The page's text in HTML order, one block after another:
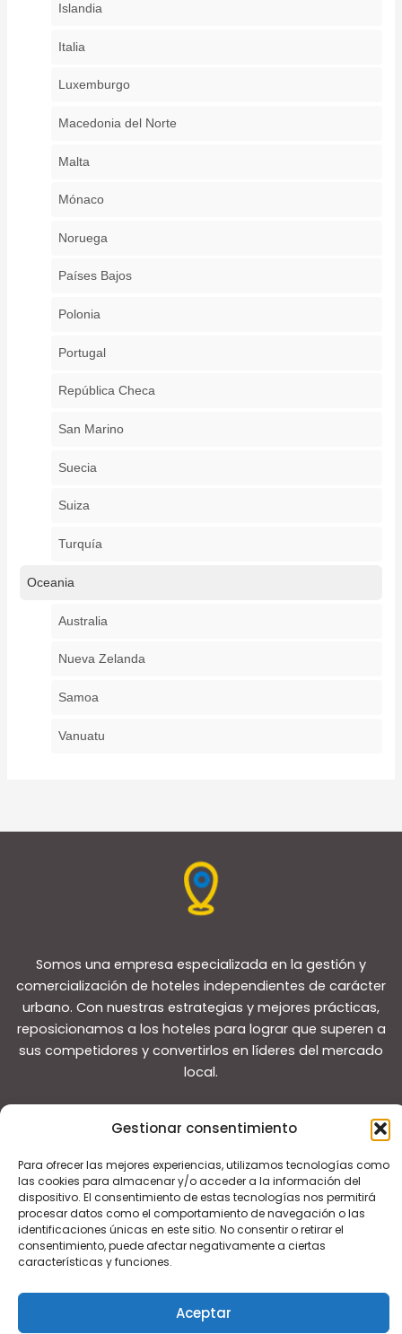
Gestionar consentimiento
Para ofrecer las mejores experiencias, utilizamos tecnologías como
las cookies para almacenar y/o acceder a la información del
dispositivo. El consentimiento de estas tecnologías nos permitirá
procesar datos como el comportamiento de navegación o las
identificaciones únicas en este sitio. No consentir o retirar el
consentimiento, puede afectar negativamente a ciertas
características y funciones.
Aceptar
Islandia
Italia
Luxemburgo
Macedonia del Norte
Malta
Mónaco
Noruega
Países Bajos
Polonia
Portugal
República Checa
San Marino
Suecia
Suiza
Turquía
Oceania
Australia
Nueva Zelanda
Samoa
Vanuatu
Somos una empresa especializada en la gestión y
comercialización de hoteles independientes de carácter
urbano. Con nuestras estrategias y mejores prácticas,
reposicionamos a los hoteles para lograr que superen a
sus competidores y convertirlos en líderes del mercado
local.
Copyright © 2026 Guías de viaje